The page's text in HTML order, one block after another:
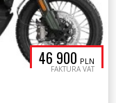
46 900 PLN
FAKTURA VAT